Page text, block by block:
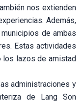
nos extienden
Además,
de ambas
Estas actividades
los lazos de amistad
administraciones y
de Lang Son